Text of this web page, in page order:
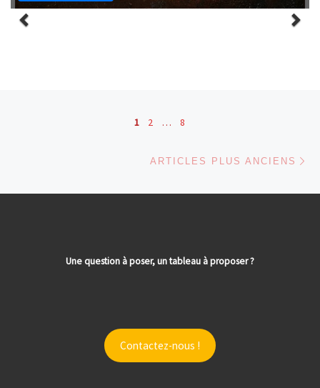
Navigation dans les articles
1 2 … 8
ARTICLES PLUS ANCIENS
Une question à poser, un tableau à proposer ?
Contactez-nous !